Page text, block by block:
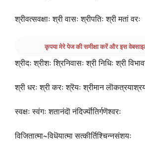
श्रीवत्सवक्षाः श्री वासः श्रीपतिः श्री मतां वरः
कृपया मेरे पेज की समीक्षा करें और इस
श्रीदः श्रीशः श्रिनिवासः श्री निधिः श्री
श्री धरः श्री करः श्रॆयः श्रीमान
स्वक्षः स्वंगः शतानंदॊ नंदिर्ज्यॊतिर्गणॆश्वरः
विजितात्मा~विधॆयात्मा सत्कीर्तिश्चिन्नसंशयः